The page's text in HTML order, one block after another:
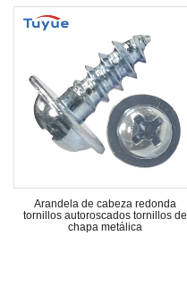
Arandela de cabeza redonda
tornillos autoroscados tornillos de
chapa metálica